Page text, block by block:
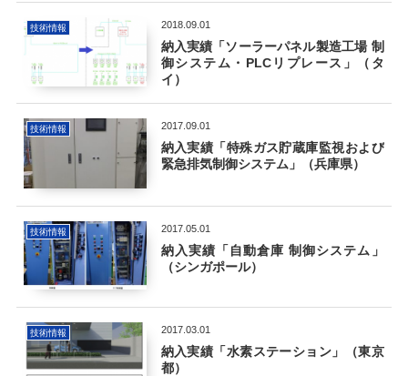
技術情報 2018.09.01
納入実績「ソーラーパネル製造工場 制
御システム・PLCリプレース」（タ
イ）
技術情報 2017.09.01
納入実績「特殊ガス貯蔵庫監視および
緊急排気制御システム」（兵庫県）
技術情報 2017.05.01
納入実績「自動倉庫 制御システム」
（シンガポール）
技術情報 2017.03.01
納入実績「水素ステーション」（東京
都）